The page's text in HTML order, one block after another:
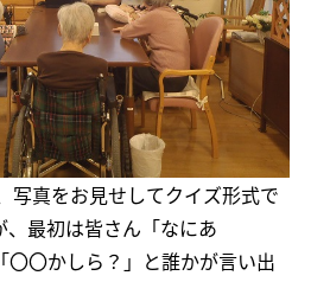
写真をお見せしてクイズ形式で
最初は皆さん「なにあ
〇かしら？」と誰かが言い出